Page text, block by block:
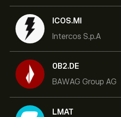
ICOS.MI
Intercos S.p.A
0B2.DE
BAWAG Group AG
LMAT